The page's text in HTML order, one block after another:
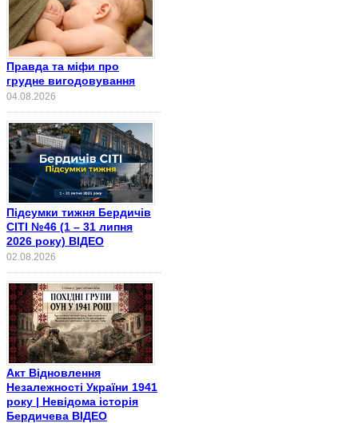
Правда та міфи про
грудне вигодовування
04.08.2026
Підсумки тижня Бердичів
СІТІ №46 (1 – 31 липня
2026 року) ВІДЕО
02.08.2026
Акт Відновлення
Незалежності України 1941
року | Невідома історія
Бердичева ВІДЕО